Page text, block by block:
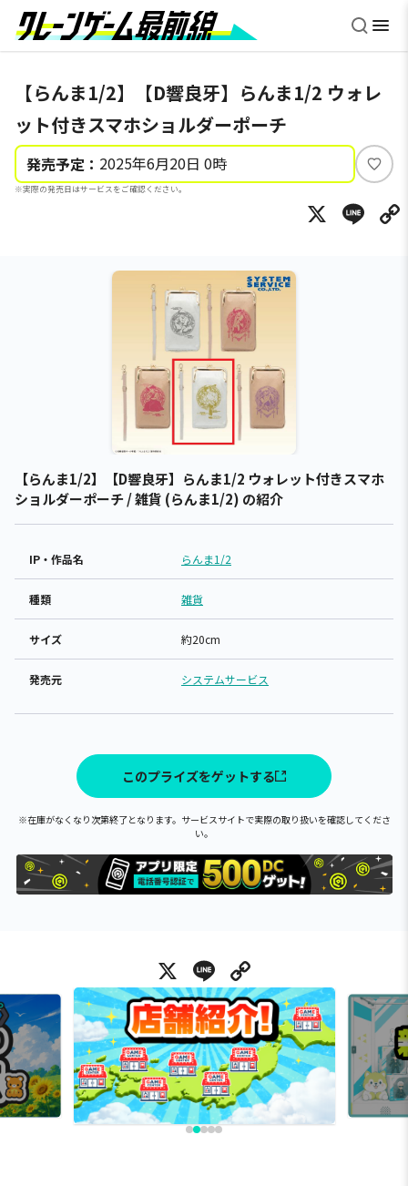
【らんま1/2】【D響良牙】らんま1/2 ウォレ
ット付きスマホショルダーポーチ
発売予定： 2025年6月20日 0時
※実際の発売日はサービスをご確認ください。
い
ね
X
【らんま1/2】【D響良牙】らんま1/2 ウォレット付きスマホ
ショルダーポーチ / 雑貨 (らんま1/2) の紹介
IP・作品名 らんま1/2
種類 雑貨
サイズ 約20cm
発売元 システムサービス
このプライズをゲットする
※在庫がなくなり次第終了となります。サービスサイトで実際の取り扱いを確認してくださ
い。
X Line